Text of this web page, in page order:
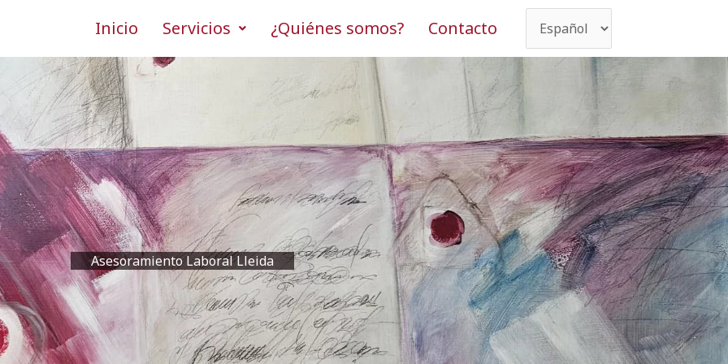
Inicio Servicios ¿Quiénes somos? Contacto
Asesoramiento Laboral Lleida